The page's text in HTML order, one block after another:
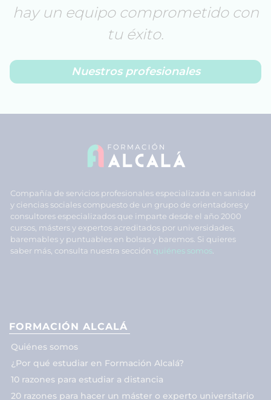
hay un equipo comprometido con
tu éxito.
Nuestros profesionales
Compañía de servicios profesionales especializada en sanidad
y ciencias sociales compuesto de un grupo de orientadores y
consultores especializados que imparte desde el año 2000
cursos, másters y expertos acreditados por universidades,
baremables y puntuables en bolsas y baremos. Si quieres
saber más, consulta nuestra sección quiénes somos
FORMACIÓN ALCALÁ
Quiénes somos
¿Por qué estudiar en Formación Alcalá?
10 razones para estudiar a distancia
20 razones para hacer un máster o experto universitario